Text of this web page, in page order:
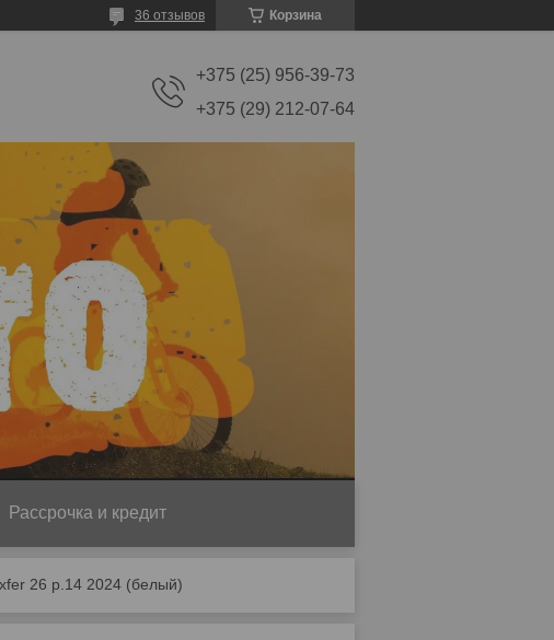
Корзина
36 отзывов
+375 (25) 956-39-73
+375 (29) 212-07-64
Рассрочка и кредит
26 р.14 2024 (белый)